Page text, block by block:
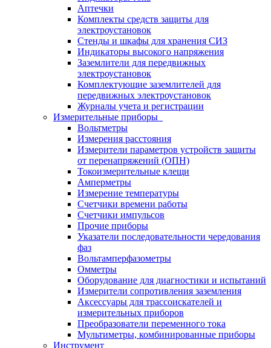
Аптечки
Комплекты средств защиты для
электроустановок
Стенды и шкафы для хранения СИЗ
Индикаторы высокого напряжения
Заземлители для передвижных
электроустановок
Комплектующие заземлителей для
передвижных электроустановок
Журналы учета и регистрации
Измерительные приборы
Вольтметры
Измерения расстояния
Измерители параметров устройств защиты
от перенапряжений (ОПН)
Токоизмерительные клещи
Амперметры
Измерение температуры
Счетчики времени работы
Счетчики импульсов
Прочие приборы
Указатели последовательности чередования
фаз
Вольтамперфазометры
Омметры
Оборудование для диагностики и испытаний
Измерители сопротивления заземления
Аксессуары для трассоискателей и
измерительных приборов
Преобразователи переменного тока
Мультиметры, комбинированные приборы
Инструмент